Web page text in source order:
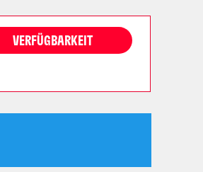
VERFÜGBARKEIT